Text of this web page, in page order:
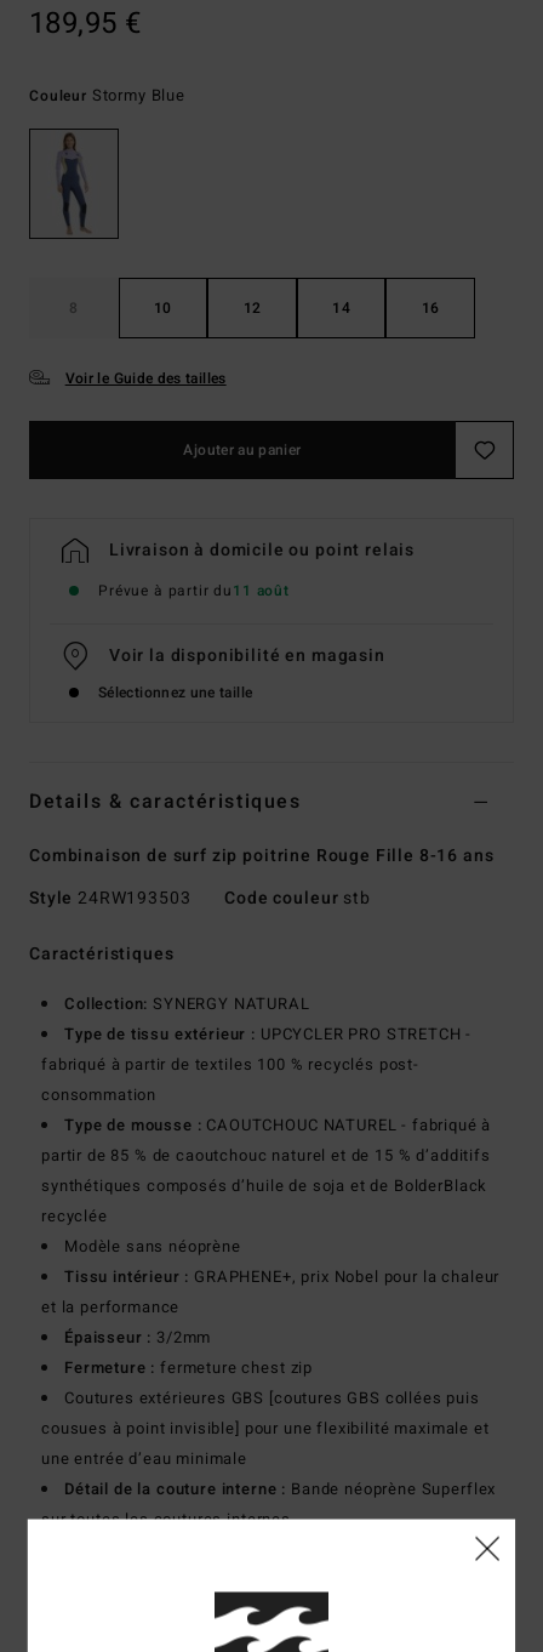
189,95 €
Couleur Stormy Blue
8 10 12 14 16
Voir le Guide des tailles
Ajouter au panier
Livraison à domicile ou point relais
Prévue à partir du11 août
Voir la disponibilité en magasin
Sélectionnez une taille
Details & caractéristiques
Combinaison de surf zip poitrine Rouge Fille 8-16 ans
Style 24RW193503 Code couleur stb
Caractéristiques
Collection: SYNERGY NATURAL
Type de tissu extérieur : UPCYCLER PRO STRETCH -
fabriqué à partir de textiles 100 % recyclés post-
consommation
Type de mousse : CAOUTCHOUC NATUREL - fabriqué à
partir de 85 % de caoutchouc naturel et de 15 % d’additifs
synthétiques composés d’huile de soja et de BolderBlack
recyclée
Modèle sans néoprène
Tissu intérieur : GRAPHENE+, prix Nobel pour la chaleur
et la performance
Épaisseur : 3/2mm
Fermeture : fermeture chest zip
Coutures extérieures GBS [coutures GBS collées puis
cousues à point invisible] pour une flexibilité maximale et
une entrée d’eau minimale
Détail de la couture interne : Bande néoprène Superflex
sur toutes les coutures internes